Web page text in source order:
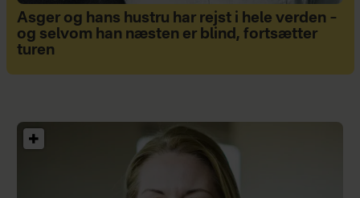
Asger og hans hustru har rejst i hele verden –
og selvom han næsten er blind, fortsætter
turen